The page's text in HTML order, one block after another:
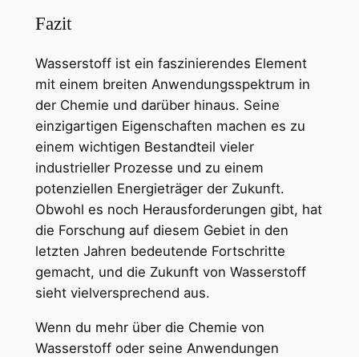
Fazit
Wasserstoff ist ein faszinierendes Element
mit einem breiten Anwendungsspektrum in
der Chemie und darüber hinaus. Seine
einzigartigen Eigenschaften machen es zu
einem wichtigen Bestandteil vieler
industrieller Prozesse und zu einem
potenziellen Energieträger der Zukunft.
Obwohl es noch Herausforderungen gibt, hat
die Forschung auf diesem Gebiet in den
letzten Jahren bedeutende Fortschritte
gemacht, und die Zukunft von Wasserstoff
sieht vielversprechend aus.
Wenn du mehr über die Chemie von
Wasserstoff oder seine Anwendungen